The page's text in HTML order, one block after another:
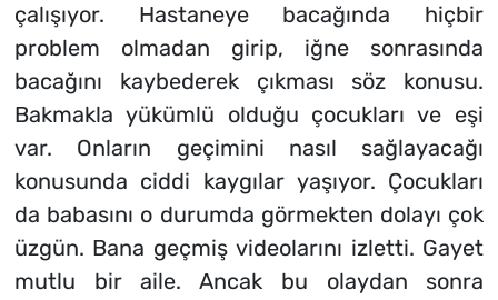
çalışıyor. Hastaneye bacağında hiçbir
problem olmadan girip, iğne sonrasında
bacağını kaybederek çıkması söz konusu.
Bakmakla yükümlü olduğu çocukları ve eşi
var. Onların geçimini nasıl sağlayacağı
konusunda ciddi kaygılar yaşıyor. Çocukları
da babasını o durumda görmekten dolayı çok
üzgün. Bana geçmiş videolarını izletti. Gayet
mutlu bir aile. Ancak bu olaydan sonra